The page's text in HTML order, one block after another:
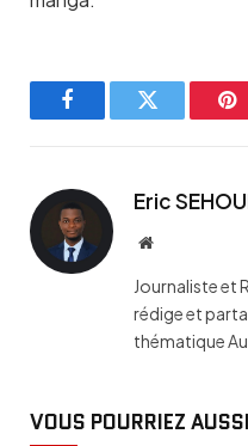
FacebookTwitter
Eric
Website
Journaliste et
rédige et
thématique
VOUS POURRIEZ AUSSI